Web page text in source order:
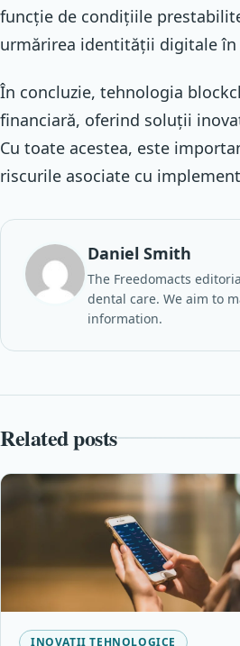
funcție de condițiile
urmărirea identității digitale
În concluzie, tehnologia
financiară, oferind soluții
Cu toate acestea, este
riscurile asociate cu
Daniel Smith
The Freedomacts
dental care. We aim to
information.
Related posts
INOVAȚII TEHNOLOGICE